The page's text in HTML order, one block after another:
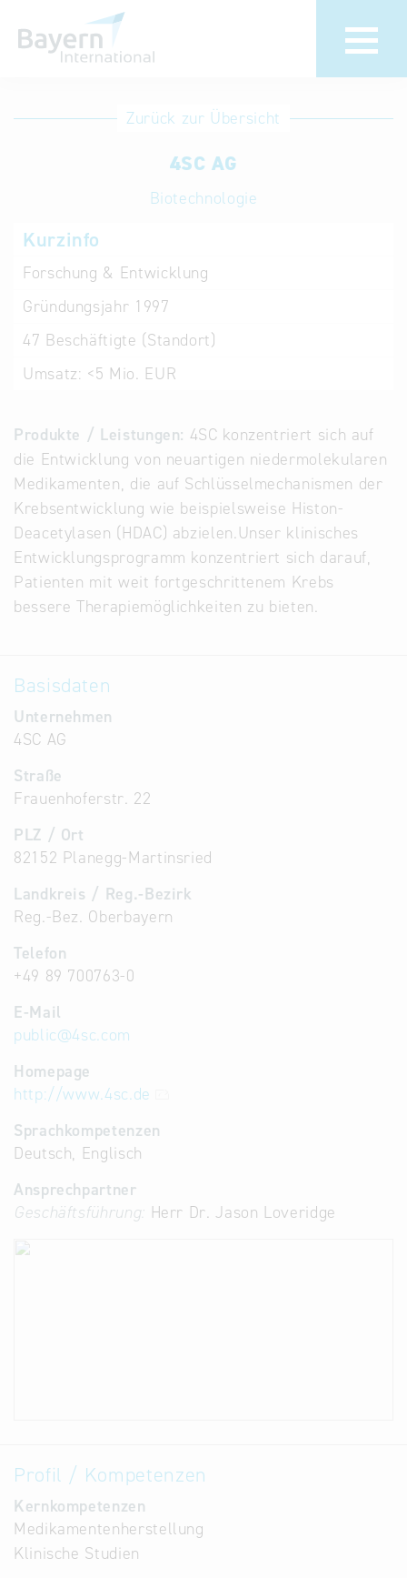
Anmeldung
anmelden
Eintrag
löschen
Aktualisieren
Sie Ihren
Alternative
Datenbanken
aus
Österreich
und der
Slowakei
Zurück zur Übersicht
4SC AG
Biotechnologie
Kurzinfo
Forschung & Entwicklung
Gründungsjahr 1997
47 Beschäftigte (Standort)
Umsatz: <5 Mio. EUR
Produkte / Leistungen: 4SC konzentriert sich auf
die Entwicklung von neuartigen niedermolekularen
Medikamenten, die auf Schlüsselmechanismen der
Krebsentwicklung wie beispielsweise Histon-
Deacetylasen (HDAC) abzielen.Unser klinisches
Entwicklungsprogramm konzentriert sich darauf,
Patienten mit weit fortgeschrittenem Krebs
bessere Therapiemöglichkeiten zu bieten.
Basisdaten
Unternehmen
4SC AG
Straße
Frauenhoferstr. 22
PLZ / Ort
82152 Planegg-Martinsried
Landkreis / Reg.-Bezirk
Reg.-Bez. Oberbayern
Telefon
+49 89 700763-0
E-Mail
public@4sc.com
Homepage
http://www.4sc.de
Sprachkompetenzen
Deutsch, Englisch
Ansprechpartner
Geschäftsführung: Herr Dr. Jason Loveridge
Profil / Kompetenzen
Kernkompetenzen
Medikamentenherstellung
Klinische Studien